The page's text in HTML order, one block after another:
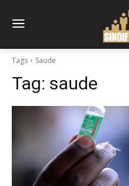
Tags Saude
Tag: saude